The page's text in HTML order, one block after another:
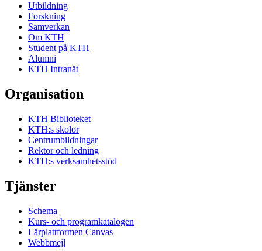
Utbildning
Forskning
Samverkan
Om KTH
Student på KTH
Alumni
KTH Intranät
Organisation
KTH Biblioteket
KTH:s skolor
Centrumbildningar
Rektor och ledning
KTH:s verksamhetsstöd
Tjänster
Schema
Kurs- och programkatalogen
Lärplattformen Canvas
Webbmejl